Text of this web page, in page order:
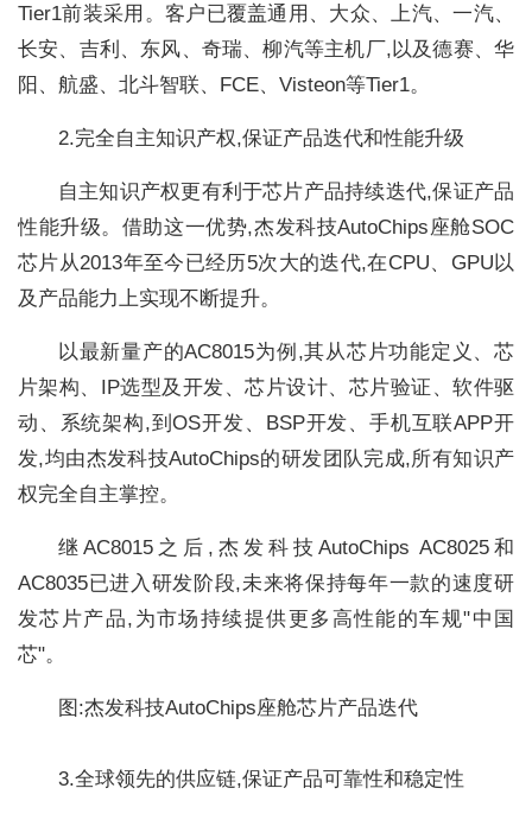
Tier1前装采用。客户已覆盖通用、大众、上汽、一汽、
长安、吉利、东风、奇瑞、柳汽等主机厂,以及德赛、华
阳、航盛、北斗智联、FCE、Visteon等Tier1。
2.完全自主知识产权,保证产品迭代和性能升级
自主知识产权更有利于芯片产品持续迭代,保证产品
性能升级。借助这一优势,杰发科技AutoChips座舱SOC
芯片从2013年至今已经历5次大的迭代,在CPU、GPU以
及产品能力上实现不断提升。
以最新量产的AC8015为例,其从芯片功能定义、芯
片架构、IP选型及开发、芯片设计、芯片验证、软件驱
动、系统架构,到OS开发、BSP开发、手机互联APP开
发,均由杰发科技AutoChips的研发团队完成,所有知识产
权完全自主掌控。
继AC8015之后,杰发科技AutoChips AC8025和
AC8035已进入研发阶段,未来将保持每年一款的速度研
发芯片产品,为市场持续提供更多高性能的车规"中国
芯"。
图:杰发科技AutoChips座舱芯片产品迭代
3.全球领先的供应链,保证产品可靠性和稳定性